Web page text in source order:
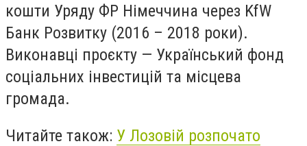
кошти Уряду ФР Німеччина через KfW
Банк Розвитку (2016 – 2018 роки).
Виконавці проєкту — Український фонд
соціальних інвестицій та місцева
громада.
Читайте також: У Лозовій розпочато